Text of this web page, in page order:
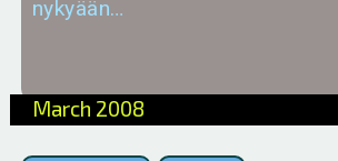
nykyään…
March 2008